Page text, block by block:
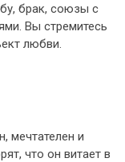
брак, союзы с
Вы стремитесь
любви.
мечтателен и
что он витает в